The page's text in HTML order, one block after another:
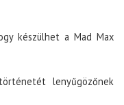
készülhet a Mad Max
lenyűgözőnek